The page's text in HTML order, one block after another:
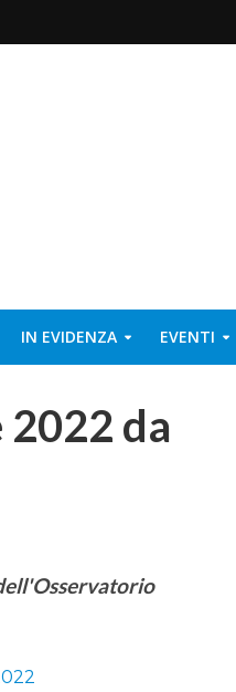
IN EVIDENZA EVENTI
2022 da